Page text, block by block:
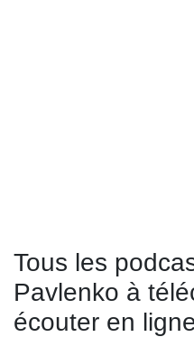
Tous les
Pavlenko à
écouter en